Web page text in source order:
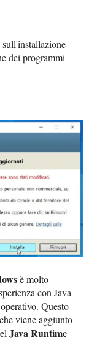
dei programmi
è molto
con Java
Questo
viene aggiunto
Java Runtime